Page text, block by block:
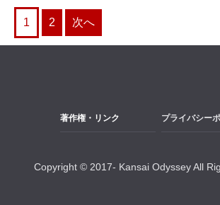
投
稿
ジ
1 2 次へ
著作権・リンク プライバシー
Copyright © 2017- Kansai Odyssey All